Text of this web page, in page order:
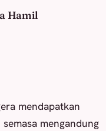
Hamil
mendapatkan
mengandung